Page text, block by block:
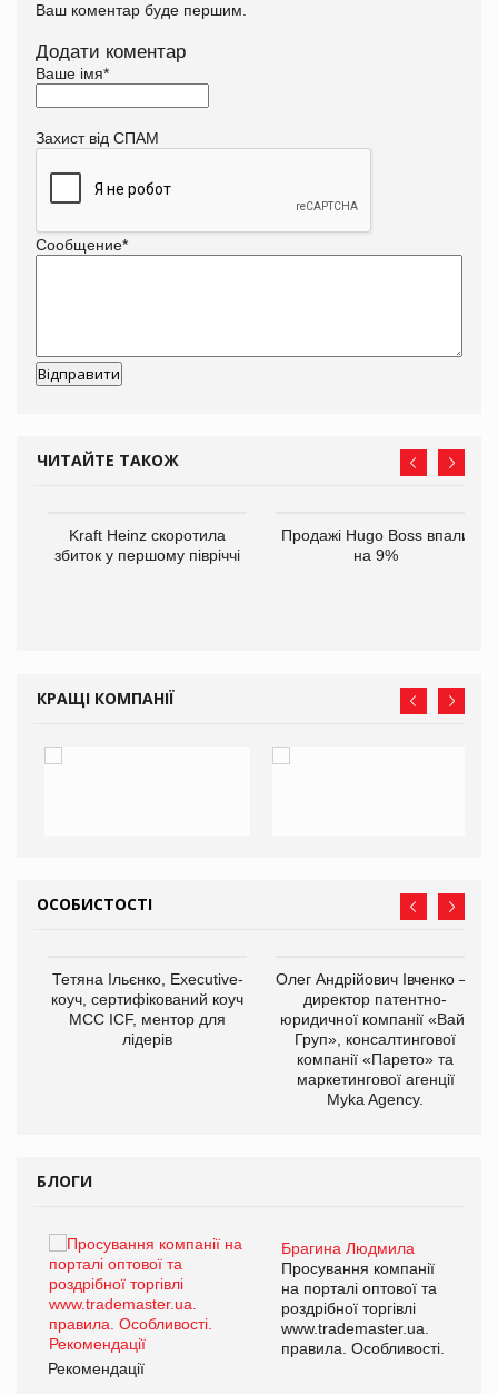
Ваш коментар буде першим.
Додати коментар
Ваше імя*
Захист від СПАМ
Сообщение*
ЧИТАЙТЕ ТАКОЖ
Kraft Heinz скоротила
збиток у першому півріччі
Продажі Hugo Boss впали
на 9%
КРАЩІ КОМПАНІЇ
ОСОБИСТОСТІ
Тетяна Ільєнко, Executive-
коуч, сертифікований коуч
МСС ICF, ментор для
лідерів
Олег Андрійович Івченко —
директор патентно-
юридичної компанії «Вайз
Груп», консалтингової
компанії «Парето» та
маркетингової агенції
Myka Agency.
БЛОГИ
Брагина Людмила
Просування компанії
на порталі оптової та
роздрібної торгівлі
www.trademaster.ua.
правила. Особливості.
Рекомендації